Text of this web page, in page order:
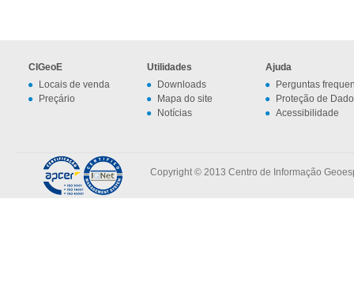
CIGeoE
Locais de venda
Preçário
Utilidades
Downloads
Mapa do site
Notícias
Ajuda
Perguntas
Proteção de
Acessibilidade
Copyright © 2013 Centro de Informação